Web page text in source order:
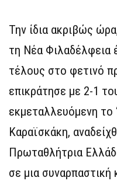
Την ίδια ακριβώς
τη Νέα Φιλαδέλφεια
τέλους στο φετινό
επικράτησε με 2-1
εκμεταλλευόμενη το
Καραϊσκάκη,
Πρωταθλήτρια
σε μια συναρπαστική